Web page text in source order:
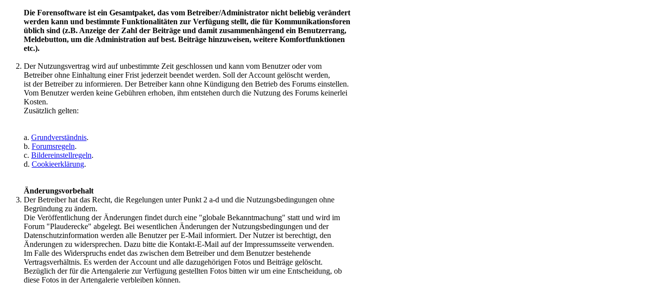
Die Forensoftware ist ein Gesamtpaket, das vom Betreiber/Administrator nicht beliebig verändert
werden kann und bestimmte Funktionalitäten zur Verfügung stellt, die für Kommunikationsforen
üblich sind (z.B. Anzeige der Zahl der Beiträge und damit zusammenhängend ein Benutzerrang,
Meldebutton, um die Administration auf best. Beiträge hinzuweisen, weitere Komfortfunktionen
etc.).
Der Nutzungsvertrag wird auf unbestimmte Zeit geschlossen und kann vom Benutzer oder vom
Betreiber ohne Einhaltung einer Frist jederzeit beendet werden. Soll der Account gelöscht werden,
ist der Betreiber zu informieren. Der Betreiber kann ohne Kündigung den Betrieb des Forums einstellen.
Vom Benutzer werden keine Gebühren erhoben, ihm entstehen durch die Nutzung des Forums keinerlei
Kosten.
Zusätzlich gelten:
a. Grundverständnis.
b. Forumsregeln.
c. Bildereinstellregeln.
d. Cookieerklärung.
Änderungsvorbehalt
Der Betreiber hat das Recht, die Regelungen unter Punkt 2 a-d und die Nutzungsbedingungen ohne
Begründung zu ändern.
Die Veröffentlichung der Änderungen findet durch eine "globale Bekanntmachung" statt und wird im
Forum "Plauderecke" abgelegt. Bei wesentlichen Änderungen der Nutzungsbedingungen und der
Datenschutzinformation werden alle Benutzer per E-Mail informiert. Der Nutzer ist berechtigt, den
Änderungen zu widersprechen. Dazu bitte die Kontakt-E-Mail auf der Impressumsseite verwenden.
Im Falle des Widerspruchs endet das zwischen dem Betreiber und dem Benutzer bestehende
Vertragsverhältnis. Es werden der Account und alle dazugehörigen Fotos und Beiträge gelöscht.
Bezüglich der für die Artengalerie zur Verfügung gestellten Fotos bitten wir um eine Entscheidung, ob
diese Fotos in der Artengalerie verbleiben können.